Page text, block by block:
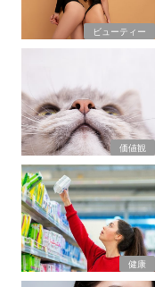
ビューティー
価値観
健康